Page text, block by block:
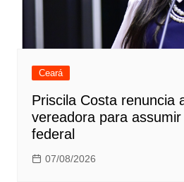
Ceará
Priscila Costa renuncia
vereadora para
federal
07/08/2026